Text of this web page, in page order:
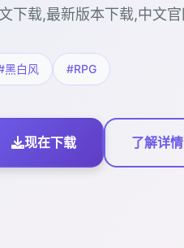
下载,最新版本下载,中文
黑白风 #RPG
现在下载 了解详情